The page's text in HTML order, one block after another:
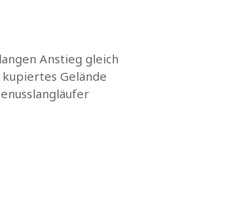
Anstieg gleich
Gelände